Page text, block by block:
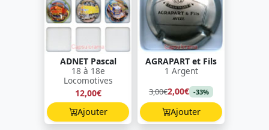
ADNET Pascal
18 à 18e
Locomotives
12,00€
Ajouter
AGRAPART et Fils
1 Argent
3,00€2,00€ -33%
Ajouter